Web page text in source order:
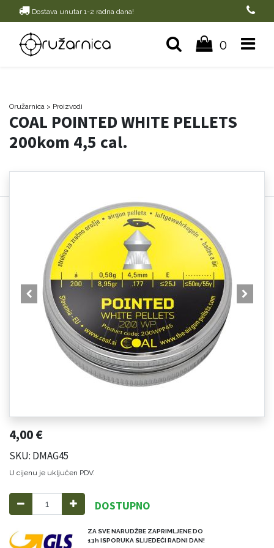
Dostava unutar 1-2 radna dana!
0
Oružarnica > Proizvodi
COAL POINTED WHITE PELLETS
200kom 4,5 cal.
4,00€
SKU: DMAG45
U cijenu je uključen PDV.
DOSTUPNO
ZA SVE NARUDŽBE ZAPRIMLJENE DO
13h ISPORUKA SLIJEDEĆI RADNI DAN!